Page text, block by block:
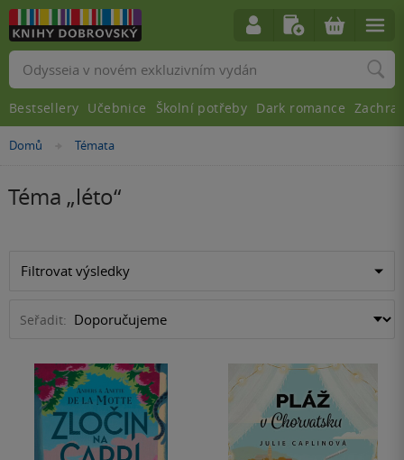
Domů »
Témata
Téma „léto“
Filtrovat výsledky
Seřadit:
Vyhledávání
Bestsellery Učebnice Školní potřeby Dark romance